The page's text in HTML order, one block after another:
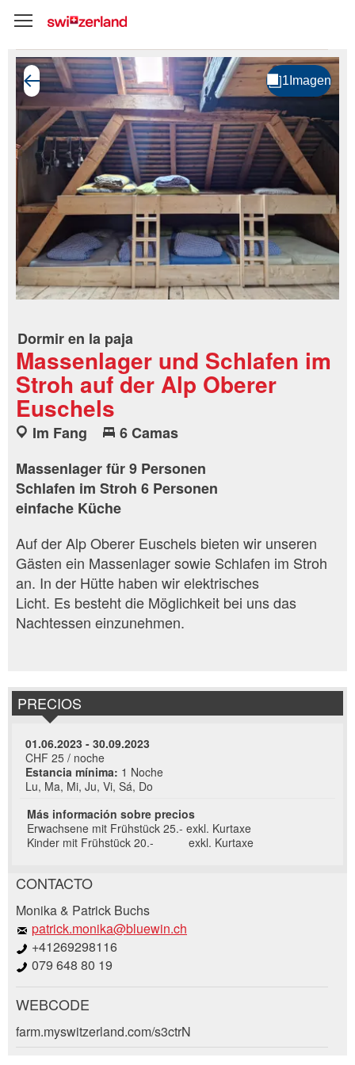
Dormir en la paja
Massenlager und Schlafen im
Stroh auf der Alp Oberer
Euschels
Im Fang
6 Camas
Massenlager für 9 Personen
Schlafen im Stroh 6 Personen
einfache Küche
Auf der Alp Oberer Euschels bieten wir unseren
Gästen ein Massenlager sowie Schlafen im Stroh
an. In der Hütte haben wir elektrisches
Licht. Es besteht die Möglichkeit bei uns das
Nachtessen einzunehmen.
PRECIOS
01.06.2023 - 30.09.2023
CHF 25 / noche
Estancia mínima: 1 Noche
Lu, Ma, Mi, Ju, Vi, Sá, Do
Más información sobre precios
Erwachsene mit Frühstück 25.- exkl. Kurtaxe
Kinder mit Frühstück 20.- exkl. Kurtaxe
Reclamar por anuncio
Su regeneración es muy apreciada!
Entrada no válida
Entrada incompleta
Recomiende este anuncio a sus amigos.
CONTACTO
Monika & Patrick Buchs
patrick.monika@bluewin.ch
+41269298116
079 648 80 19
Solicitud de reserva
WEBCODE
farm.myswitzerland.com/s3ctrN